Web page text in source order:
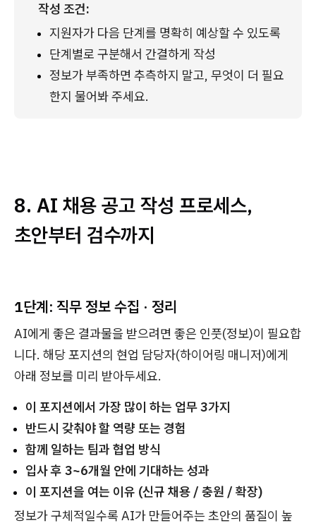
작성 조건:
지원자가 다음 단계를 명확히 예상할 수 있도록
단계별로 구분해서 간결하게 작성
정보가 부족하면 추측하지 말고, 무엇이 더 필요
한지 물어봐 주세요.
8. AI 채용 공고 작성 프로세스,
초안부터 검수까지
1단계: 직무 정보 수집 · 정리
AI에게 좋은 결과물을 받으려면 좋은 인풋(정보)이 필요합
니다. 해당 포지션의 현업 담당자(하이어링 매니저)에게
아래 정보를 미리 받아두세요.
이 포지션에서 가장 많이 하는 업무 3가지
반드시 갖춰야 할 역량 또는 경험
함께 일하는 팀과 협업 방식
입사 후 3~6개월 안에 기대하는 성과
이 포지션을 여는 이유 (신규 채용 / 충원 / 확장)
정보가 구체적일수록 AI가 만들어주는 초안의 품질이 높